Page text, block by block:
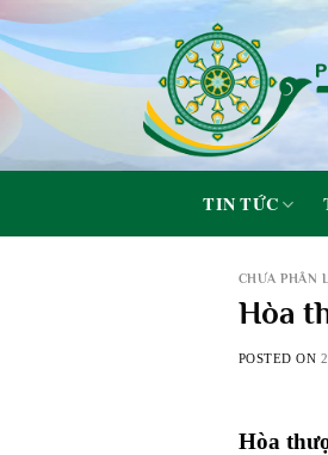
to
content
TIN TỨC
CHƯA PHÂN
Hòa
POSTED ON
Hòa